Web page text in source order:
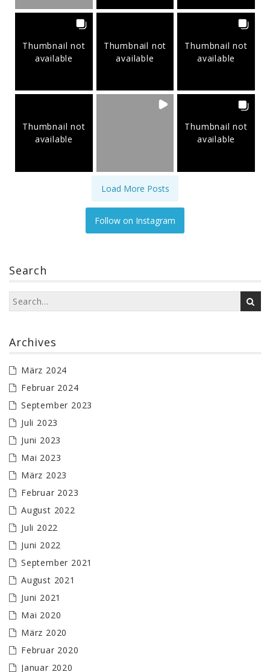
Thumbnail not
available
Thumbnail not
available
Thumbnail not
available
Thumbnail not
available
Thumbnail not
available
Load More Posts
Follow on Instagram
Search
Archives
März 2024
Februar 2024
September 2023
Juli 2023
Juni 2023
Mai 2023
März 2023
Februar 2023
August 2022
Juli 2022
Juni 2022
September 2021
August 2021
Juni 2021
Mai 2020
März 2020
Februar 2020
Januar 2020